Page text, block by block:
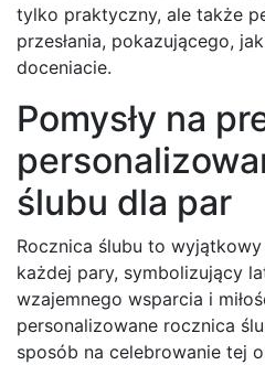
tylko praktyczny, ale także
przesłania, pokazującego,
doceniacie.
Pomysły na
ślubu dla par
Rocznica ślubu to
każdej pary, symbolizujący
wzajemnego wsparcia i
personalizowane rocznica
sposób na celebrowanie tej